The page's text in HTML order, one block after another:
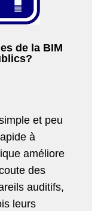
de la BIM
et peu
à
améliore
des
auditifs,
leurs